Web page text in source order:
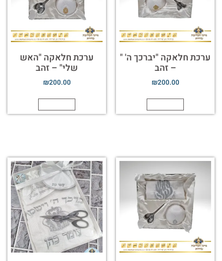
ערכת חלאקה "יברכך ה' "
– זהב
₪200.00
ערכת חלאקה "האש
שלי" – זהב
₪200.00